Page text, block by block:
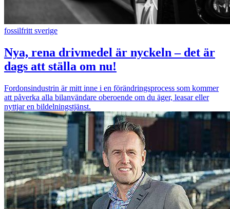
fossilfritt sverige
Nya, rena drivmedel är nyckeln – det är
dags att ställa om nu!
Fordonsindustrin är mitt inne i en förändringsprocess som kommer
att påverka alla bilanvändare oberoende om du äger, leasar eller
nyttjar en bildelningstjänst.